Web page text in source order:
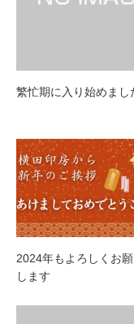
繁忙期に入り始めまし
2024年もよろしくお
します